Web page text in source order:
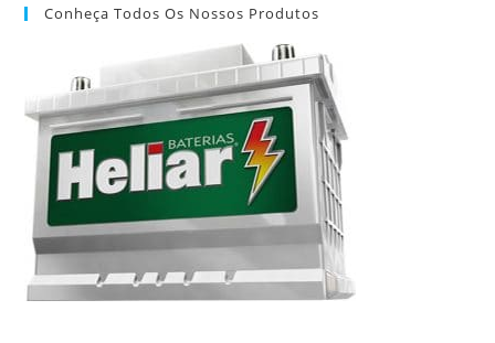
Conheça Todos Os Nossos Produtos